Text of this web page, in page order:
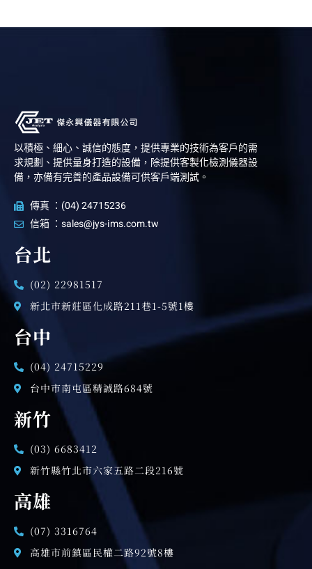
以積極、細心、誠信的態度，提供專業的技術為客戶的需
求規劃、提供量身打造的設備，除提供客製化檢測儀器設
備，亦備有完善的產品設備可供客戶端測試。
傳真 ：(04) 24715236
信箱 ：sales@jys-ims.com.tw
台北
(02) 22981517
新北市新莊區化成路211巷1-5號1樓
台中
(04) 24715229
台中市南屯區精誠路684號
新竹
(03) 6683412
新竹縣竹北市六家五路二段216號
高雄
(07) 3316764
高雄市前鎮區民權二路92號8樓